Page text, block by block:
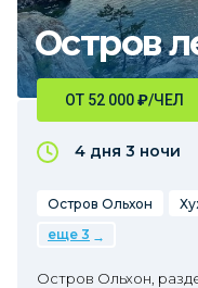
Остров
ОТ 52 000₽/ЧЕЛ
4 дня 3 ночи
Остров Ольхон
еще 3
Остров Ольхон,